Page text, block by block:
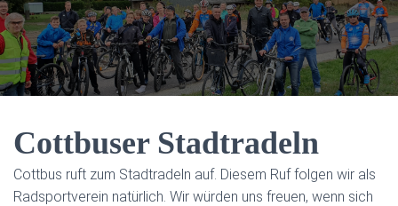
Cottbuser Stadtradeln
Cottbus ruft zum Stadtradeln auf. Diesem Ruf folgen wir als
Radsportverein natürlich. Wir würden uns freuen, wenn sich